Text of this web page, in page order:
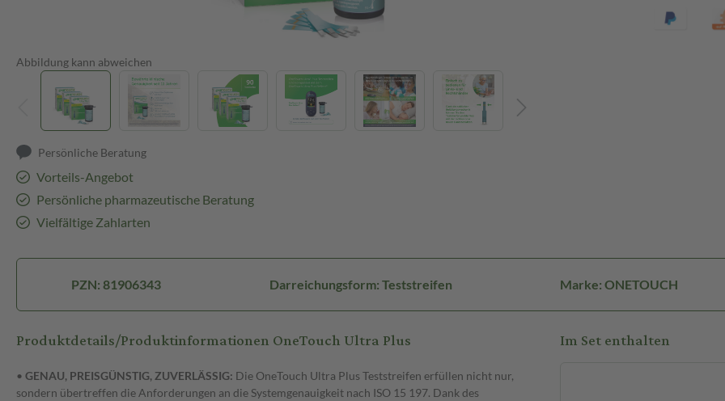
Abbildung kann abweichen
Persönliche Beratung
Vorteils-Angebot
Persönliche pharmazeutische Beratung
Vielfältige Zahlarten
PZN: 81906343 Darreichungsform: Teststreifen Marke: ONETOUCH
Produktdetails/Produktinformationen OneTouch Ultra Plus
• GENAU, PREISGÜNSTIG, ZUVERLÄSSIG: Die OneTouch Ultra Plus Teststreifen erfüllen nicht nur,
sondern übertreffen die Anforderungen an die Systemgenauigkeit nach ISO 15 197. Dank des
Im Set enthalten